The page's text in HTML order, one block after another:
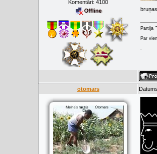
Komentāri: 4100
Partija
Par
otomars